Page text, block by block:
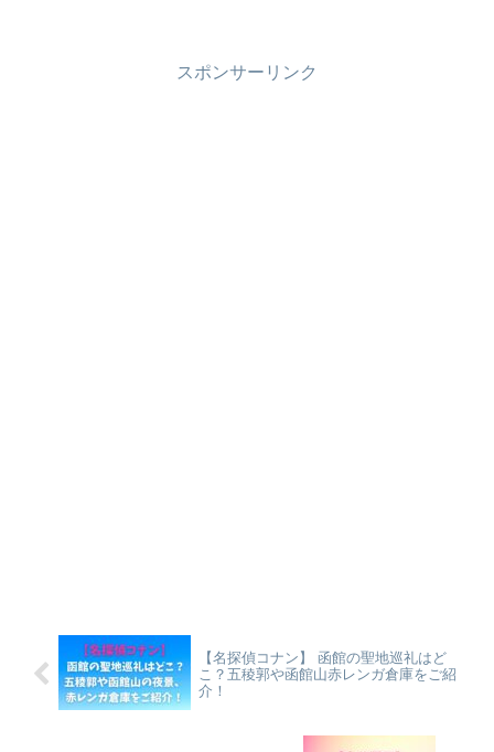
スポンサーリンク
【名探偵コナン】 函館の聖地巡礼はど
こ？五稜郭や函館山赤レンガ倉庫をご紹
介！